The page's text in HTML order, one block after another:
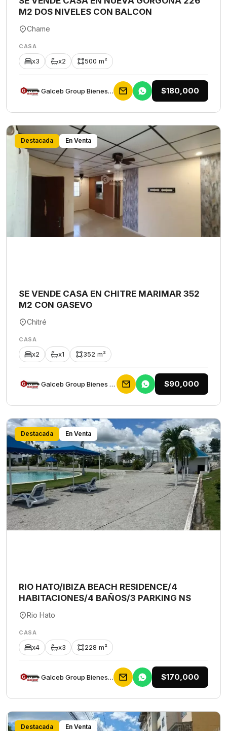
M2 DOS NIVELES CON BALCON
Chame
CASA
x3 x2 500 m²
Galceb Group Bienes Raices $180,000
Destacada En Venta
SE VENDE CASA EN CHITRE MARIMAR 352
M2 CON GASEVO
Chitré
CASA
x2 x1 352 m²
Galceb Group Bienes Raices $90,000
Destacada En Venta
RIO HATO/IBIZA BEACH RESIDENCE/4
HABITACIONES/4 BAÑOS/3 PARKING NS
Rio Hato
CASA
x4 x3 228 m²
Galceb Group Bienes Raices $170,000
Destacada En Venta